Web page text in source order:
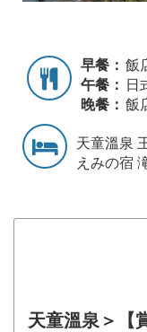
早餐： 飯
午餐：
日
晚餐： 飯
天童溫泉
えみの宿
天童溫泉＞【